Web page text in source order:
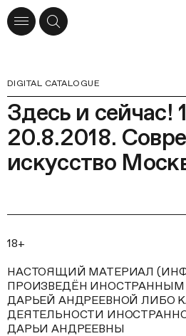
DIGITAL CATALOGUE
Здесь и сейчас!
20.8.2018.
искусство
18+
НАСТОЯЩИЙ МАТЕРИАЛ
ПРОИЗВЕДЁН ИНОСТРАННЫМ
ДАРЬЕЙ АНДРЕЕВНОЙ ЛИБО
ДЕЯТЕЛЬНОСТИ
ДАРЬИ АНДРЕЕВНЫ